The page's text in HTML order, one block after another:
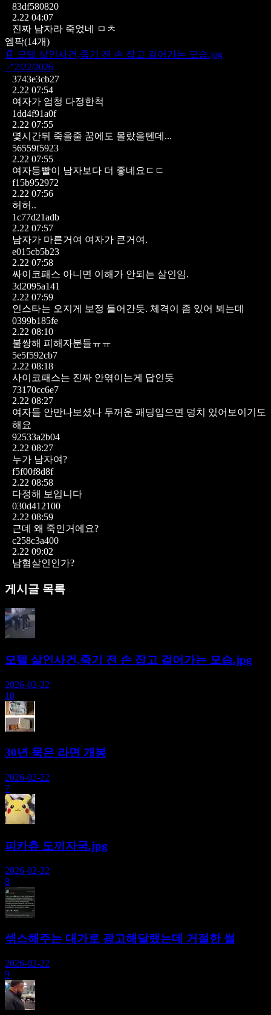
83df580820
2.22 04:07
진짜 남자라 죽었네 ㅁㅊ
엠팍(14개)
📄
모텔 살인사건,죽기 전 손 잡고 걸어가는 모습.jpg
↗ 2/22/2026
3743e3cb27
2.22 07:54
여자가 엄청 다정한척
1dd4f91a0f
2.22 07:55
몇시간뒤 죽을줄 꿈에도 몰랐을텐데...
56559f5923
2.22 07:55
여자등빨이 남자보다 더 좋네요ㄷㄷ
f15b952972
2.22 07:56
허허..
1c77d21adb
2.22 07:57
남자가 마른거여 여자가 큰거여.
e015cb5b23
2.22 07:58
싸이코패스 아니면 이해가 안되는 살인임.
3d2095a141
2.22 07:59
인스타는 오지게 보정 들어간듯. 체격이 좀 있어 뵈는데
0399b185fe
2.22 08:10
불쌍해 피해자분들ㅠㅠ
5e5f592cb7
2.22 08:18
사이코패스는 진짜 안엮이는게 답인듯
73170cc6e7
2.22 08:27
여자들 안만나보셨나 두꺼운 패딩입으면 덩치 있어보이기도
해요
92533a2b04
2.22 08:27
누가 남자여?
f5f00f8d8f
2.22 08:58
다정해 보입니다
030d412100
2.22 08:59
근데 왜 죽인거에요?
c258c3a400
2.22 09:02
남혐살인인가?
게시글 목록
모텔 살인사건,죽기 전 손 잡고 걸어가는 모습.jpg
2026-02-22
10
30년 묵은 라면 개봉
2026-02-22
7
피카츄 도끼자국.jpg
2026-02-22
8
섺스해주는 대가로 광고해달랬는데 거절한 썰
2026-02-22
9